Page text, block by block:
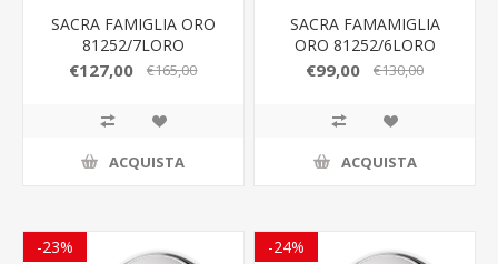
SACRA FAMIGLIA ORO
81252/7LORO
€127,00 €165,00
ACQUISTA
SACRA FAMAMIGLIA
ORO 81252/6LORO
€99,00 €130,00
ACQUISTA
-23% -24%